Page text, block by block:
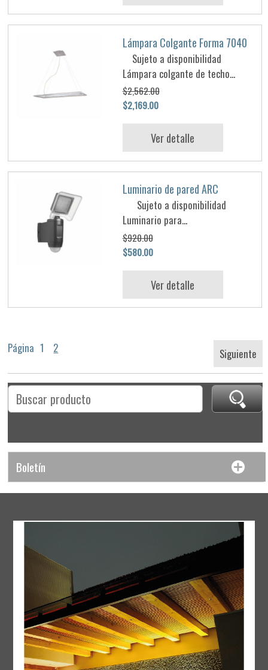
Lámpara Colgante Forma 7040
Sujeto a disponibilidad
Lámpara colgante de techo...
$2,562.00
$2,169.00
Ver detalle
Luminario de pared ARC
Sujeto a disponibilidad
Luminario para...
$920.00
$580.00
Ver detalle
Página 1 2 Siguiente
Boletín